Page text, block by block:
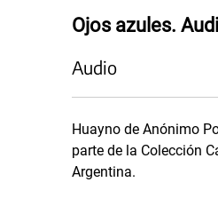
Ojos azules.
Audio
Huayno de Anónimo
parte de la Colección
Argentina.